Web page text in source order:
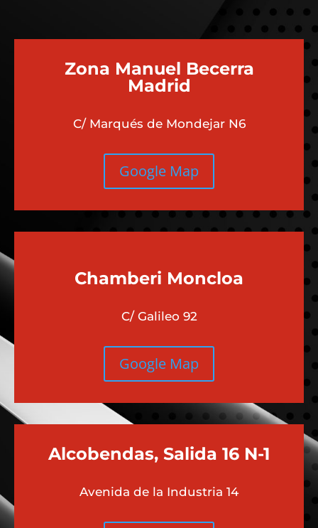
Zona Manuel Becerra
Madrid
C/ Marqués de Mondejar N6
Google Map
Chamberi Moncloa
C/ Galileo 92
Google Map
Alcobendas, Salida 16 N-1
Avenida de la Industria 14